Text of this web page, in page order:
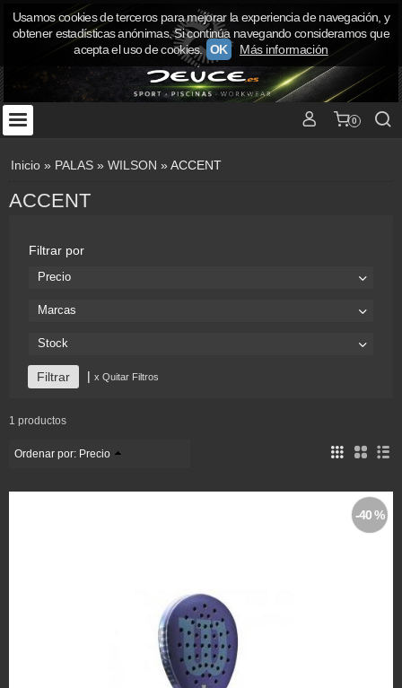
0
Inicio » PALAS » WILSON »ACCENT
ACCENT
Filtrar por
Precio
Marcas
Stock
| x Quitar Filtros
1 productos
Ordenar por: Precio
-40 %
Usamos cookies de terceros para mejorar la experiencia de navegación, y
obtener estadísticas anónimas. Si continúa navegando consideramos que
acepta el uso de cookies. OK Más información